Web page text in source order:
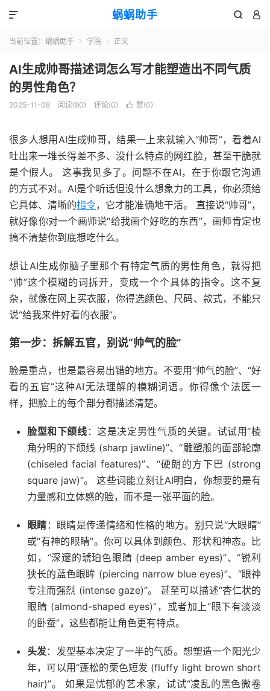
蜗蜗助手  

当前位置： 蜗蜗助手  学院  正文
AI生成帅哥描述词怎么写才能塑造出不同气质
的男性角色？
2025-11-08 阅读(90) 评论(0)  赞(0)
很多人想用AI生成帅哥，结果一上来就输入“帅哥”，看着AI
吐出来一堆长得差不多、没什么特点的网红脸，甚至干脆就
是个假人。 这事我见多了。问题不在AI，在于你跟它沟通
的方式不对。AI是个听话但没什么想象力的工具，你必须给
它具体、清晰的指令，它才能准确地干活。 直接说“帅哥”，
就好像你对一个画师说“给我画个好吃的东西”，画师肯定也
搞不清楚你到底想吃什么。
想让AI生成你脑子里那个有特定气质的男性角色，就得把
“帅”这个模糊的词拆开，变成一个个具体的指令。这不复
杂，就像在网上买衣服，你得选颜色、尺码、款式，不能只
说“给我来件好看的衣服”。
第一步：拆解五官，别说“帅气的脸”
脸是重点，也是最容易出错的地方。不要用“帅气的脸”、“好
看的五官”这种AI无法理解的模糊词语。你得像个法医一
样，把脸上的每个部分都描述清楚。
脸型和下颌线 ：这是决定男性气质的关键。试试用“棱
角分明的下颌线 (sharp jawline)”、“雕塑般的面部轮廓
(chiseled facial features)”、“硬朗的方下巴 (strong
square jaw)”。 这些词能立刻让AI明白，你想要的是有
力量感和立体感的脸，而不是一张平面的脸。
眼睛 ：眼睛是传递情绪和性格的地方。别只说“大眼睛”
或“有神的眼睛”。你可以具体到颜色、形状和神态。比
如，“深邃的琥珀色眼睛 (deep amber eyes)”、“锐利
狭长的蓝色眼眸 (piercing narrow blue eyes)”、“眼神
专注而强烈 (intense gaze)”。 甚至可以描述“杏仁状的
眼睛 (almond-shaped eyes)”，或者加上“眼下有淡淡
的卧蚕”，这些都能让角色更有特点。
头发：发型基本决定了一半的气质。想塑造一个阳光少
年，可以用“蓬松的栗色短发 (fluffy light brown short
hair)”。 如果是忧郁的艺术家，试试“凌乱的黑色微卷